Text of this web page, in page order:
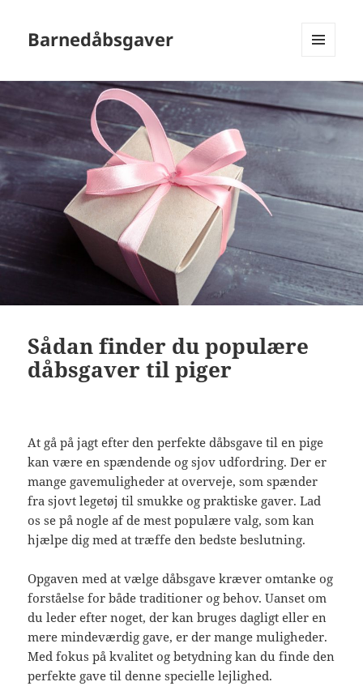
Barnedåbsgaver
Sådan finder du populære
dåbsgaver til piger
At gå på jagt efter den perfekte dåbsgave til en pige
kan være en spændende og sjov udfordring. Der er
mange gavemuligheder at overveje, som spænder
fra sjovt legetøj til smukke og praktiske gaver. Lad
os se på nogle af de mest populære valg, som kan
hjælpe dig med at træffe den bedste beslutning.
Opgaven med at vælge dåbsgave kræver omtanke og
forståelse for både traditioner og behov. Uanset om
du leder efter noget, der kan bruges dagligt eller en
mere mindeværdig gave, er der mange muligheder.
Med fokus på kvalitet og betydning kan du finde den
perfekte gave til denne specielle lejlighed.